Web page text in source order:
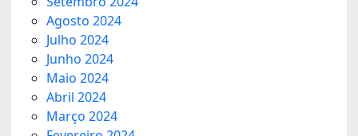
Agosto 2024
Julho 2024
Junho 2024
Maio 2024
Abril 2024
Março 2024